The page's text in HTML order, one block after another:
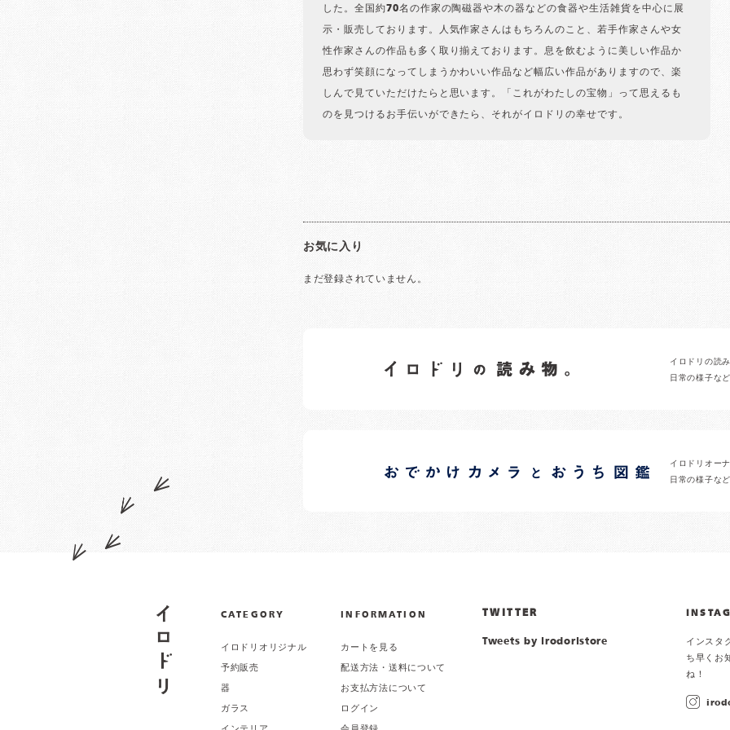
した。全国約70名の作家の陶磁器や木の器などの食器や生活雑貨を中心に展
示・販売しております。人気作家さんはもちろんのこと、若手作家さんや女
性作家さんの作品も多く取り揃えております。息を飲むように美しい作品か
思わず笑顔になってしまうかわいい作品など幅広い作品がありますので、楽
しんで見ていただけたらと思います。「これがわたしの宝物」って思えるも
のを見つけるお手伝いができたら、それがイロドリの幸せです。
お気に入り
まだ登録されていません。
イロドリの読
日常の様子な
イロドリオー
日常の様子な
CATEGORY
イロドリオリジナル
予約販売
器
ガラス
INFORMATION
カートを見る
配送方法・送料について
お支払方法について
ログイン
TWITTER
Tweets by irodoristore
インスタ
ち早くお
ね！